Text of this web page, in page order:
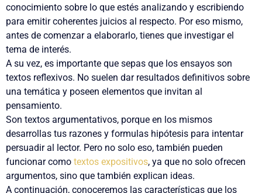
conocimiento sobre lo que estés analizando y escribiendo
para emitir coherentes juicios al respecto. Por eso mismo,
antes de comenzar a elaborarlo, tienes que investigar el
tema de interés.
A su vez, es importante que sepas que los ensayos son
textos reflexivos. No suelen dar resultados definitivos sobre
una temática y poseen elementos que invitan al
pensamiento.
Son textos argumentativos, porque en los mismos
desarrollas tus razones y formulas hipótesis para intentar
persuadir al lector. Pero no solo eso, también pueden
funcionar como textos expositivos, ya que no solo ofrecen
argumentos, sino que también explican ideas.
A continuación, conoceremos las características que los